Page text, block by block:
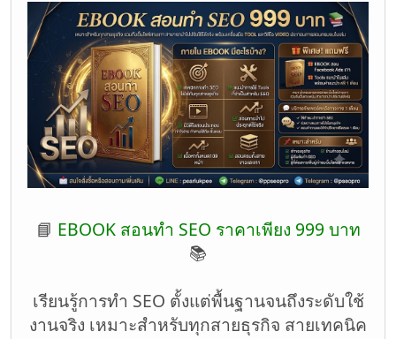
📘 EBOOK สอนทำ SEO ราคาเพียง 999 บาท
📚
เรียนรู้การทำ SEO ตั้งแต่พื้นฐานจนถึงระดับใช้
งานจริง เหมาะสำหรับทุกสายธุรกิจ สายเทคนิค